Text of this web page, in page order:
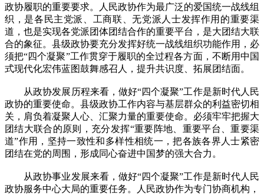
政协履职的重要要求。人民政协作为最广泛的爱国统一战线组
织，是各民主党派、工商联、无党派人士发挥作用的重要渠
道，也是实现各党派团体团结合作的重要平台，是大团结大联
合的象征。县级政协要充分发挥好统一战线组织功能作用，必
须把“四个凝聚”工作贯穿于履职的全过程各方面，不断用中国
式现代化宏伟蓝图鼓舞感召人，提升共识度、拓展团结面。
从政协发展历程来看，做好“四个凝聚”工作是新时代人民
政协的重要使命。县级政协工作内容与基层群众的利益密切相
关，肩负着凝聚人心、汇聚力量的重要使命。必须牢牢把握大
团结大联合的原则，充分发挥“重要阵地、重要平台、重要渠
道”作用，坚持一致性和多样性相统一，把各族各界人士紧密
团结在党的周围，形成同心奋进中国梦的强大合力。
从政协事业发展来看，做好“四个凝聚”工作是新时代人民
政协服务中心大局的重要任务。人民政协作为专门协商机构，